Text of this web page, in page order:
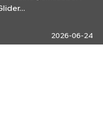
2026-06-24